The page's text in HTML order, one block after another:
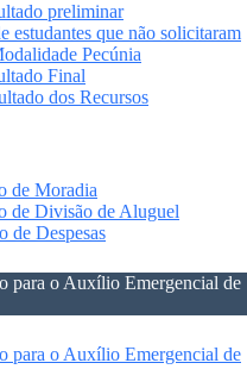
preliminar
que não solicitaram
Pecúnia
Final
dos Recursos
de Moradia
de Divisão de Aluguel
de Despesas
o Auxílio Emergencial de
o Auxílio Emergencial de